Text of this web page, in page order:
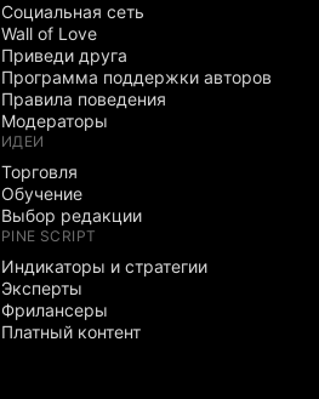
Социальная сеть
Wall of Love
Приведи друга
Программа поддержки авторов
Правила поведения
Модераторы
ИДЕИ
Торговля
Обучение
Выбор редакции
PINE SCRIPT
Индикаторы и стратегии
Эксперты
Фрилансеры
Платный контент